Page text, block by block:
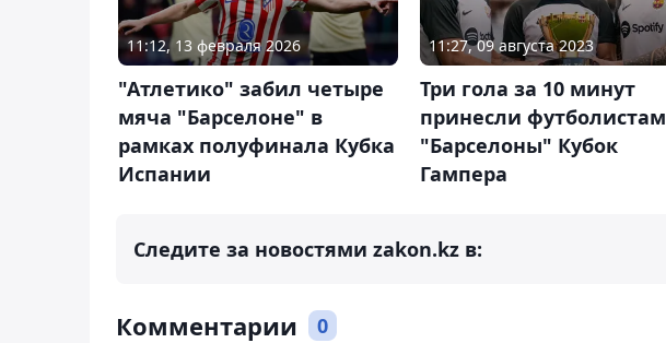
11:12, 13 февраля 2026
"Атлетико" забил четыре
мяча "Барселоне" в
рамках полуфинала Кубка
Испании
11:27, 09 августа 2023
Три гола за 10 минут
принесли футболистам
"Барселоны" Кубок
Гампера
Следите за новостями zakon.kz в:
Комментарии 0